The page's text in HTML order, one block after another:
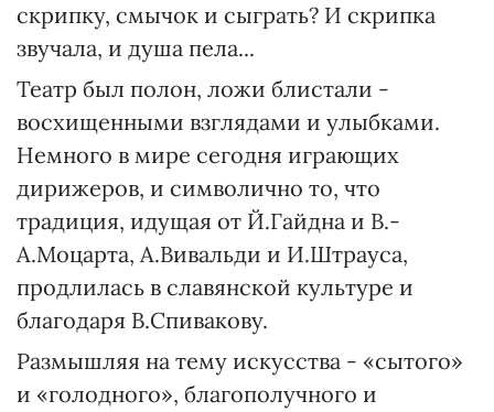
скрипку, смычок и сыграть? И скрипка
звучала, и душа пела...
Театр был полон, ложи блистали -
восхищенными взглядами и улыбками.
Немного в мире сегодня играющих
дирижеров, и символично то, что
традиция, идущая от Й.Гайдна и В.-
А.Моцарта, А.Вивальди и И.Штрауса,
продлилась в славянской культуре и
благодаря В.Спивакову.
Размышляя на тему искусства - «сытого»
и «голодного», благополучного и